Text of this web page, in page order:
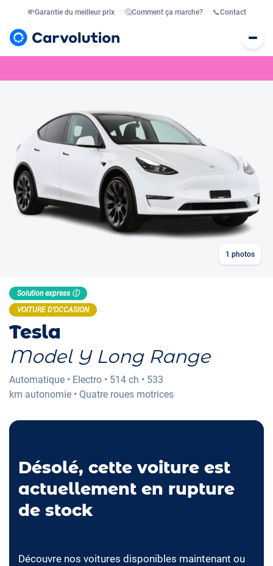
💸Garantie du meilleur prix 🤔Comment ça marche? 📞Contact
1 photos
Solution express ⓘ
VOITURE D'OCCASION
Tesla
Model Y Long Range
Automatique • Electro • 514 ch • 533
km autonomie • Quatre roues motrices
Désolé, cette voiture est
actuellement en rupture
de stock
Découvre nos voitures disponibles maintenant ou